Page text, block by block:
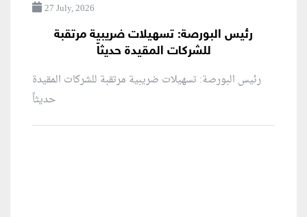
27 July, 2026
رئيس البورصة: تسهيلات ضريبية مرتقبة
للشركات المقيدة حديثاً
رئيس البورصة: تسهيلات ضريبية مرتقبة للشركات المقيدة